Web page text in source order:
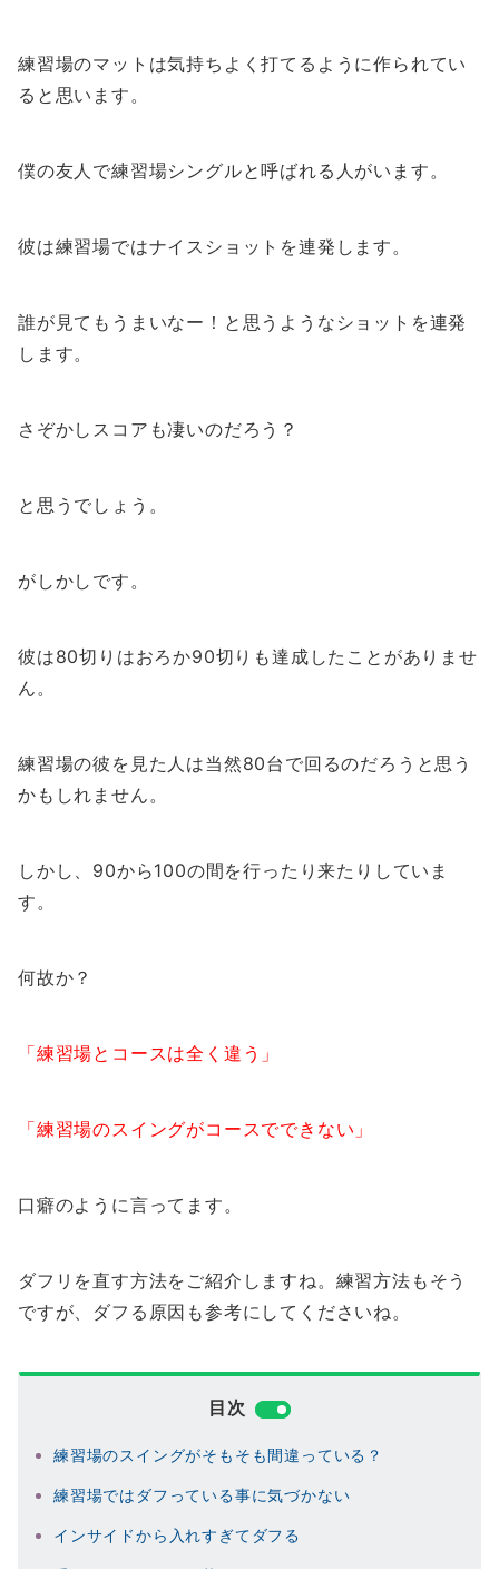
練習場のマットは気持ちよく打てるように作られてい
ると思います。
僕の友人で練習場シングルと呼ばれる人がいます。
彼は練習場ではナイスショットを連発します。
誰が見てもうまいなー！と思うようなショットを連発
します。
さぞかしスコアも凄いのだろう？
と思うでしょう。
がしかしです。
彼は80切りはおろか90切りも達成したことがありませ
ん。
練習場の彼を見た人は当然80台で回るのだろうと思う
かもしれません。
しかし、90から100の間を行ったり来たりしていま
す。
何故か？
「練習場とコースは全く違う」
「練習場のスイングがコースでできない」
口癖のように言ってます。
ダフリを直す方法をご紹介しますね。練習方法もそう
ですが、ダフる原因も参考にしてくださいね。
目次
練習場のスイングがそもそも間違っている？
練習場ではダフっている事に気づかない
インサイドから入れすぎてダフる